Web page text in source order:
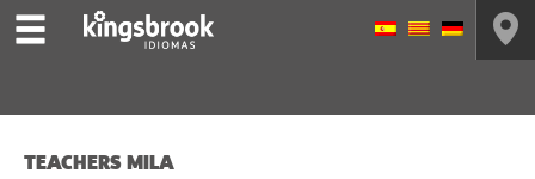
TEACHERS MILA